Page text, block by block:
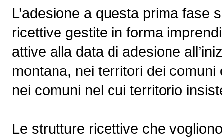
L’adesione a questa prima fase
ricettive gestite in forma
attive alla data di adesione
montana, nei territori dei
nei comuni nel cui territorio
Le strutture ricettive che